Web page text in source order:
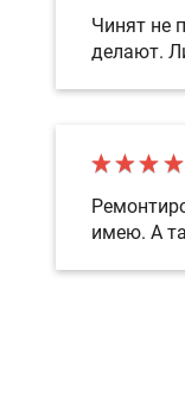
Чинят не
делают.
имею. А